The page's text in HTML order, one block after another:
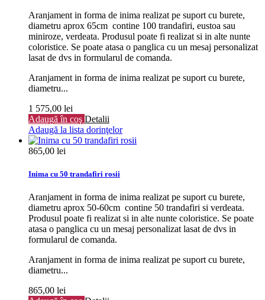
Aranjament in forma de inima realizat pe suport cu burete,
diametru aprox 65cm contine 100 trandafiri, eustoa sau
miniroze, verdeata. Produsul poate fi realizat si in alte nunte
coloristice. Se poate atasa o panglica cu un mesaj personalizat
lasat de dvs in formularul de comanda.
Aranjament in forma de inima realizat pe suport cu burete,
diametru...
1 575,00 lei
Adaugă în coş Detalii
Adaugă la lista dorinţelor
865,00 lei
Inima cu 50 trandafiri rosii
Aranjament in forma de inima realizat pe suport cu burete,
diametru aprox 50-60cm contine 50 trandafiri si verdeata.
Produsul poate fi realizat si in alte nunte coloristice. Se poate
atasa o panglica cu un mesaj personalizat lasat de dvs in
formularul de comanda.
Aranjament in forma de inima realizat pe suport cu burete,
diametru...
865,00 lei